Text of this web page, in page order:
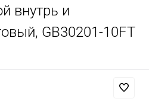
внутрь и
GB30201-10FT